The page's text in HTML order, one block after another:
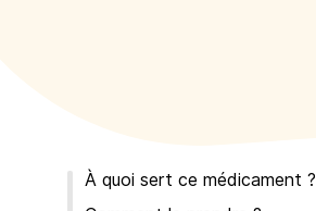
À quoi sert ce médicament ?